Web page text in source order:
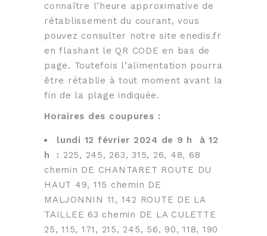
connaître l’heure approximative de
rétablissement du courant, vous
pouvez consulter notre site enedis.fr
en flashant le QR CODE en bas de
page. Toutefois l’alimentation pourra
être rétablie à tout moment avant la
fin de la plage indiquée.
Horaires des coupures :
lundi 12 février 2024 de 9 h à 12
h : 225, 245, 263, 315, 26, 48, 68
chemin DE CHANTARET ROUTE DU
HAUT 49, 115 chemin DE
MALJONNIN 11, 142 ROUTE DE LA
TAILLEE 63 chemin DE LA CULETTE
25, 115, 171, 215, 245, 56, 90, 118, 190